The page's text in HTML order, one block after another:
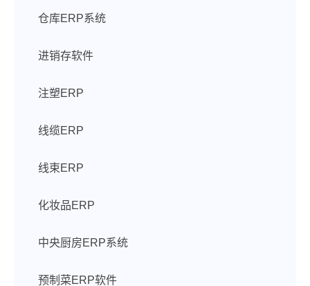
仓库ERP系统
进销存软件
注塑ERP
线缆ERP
线束ERP
化妆品ERP
中央厨房ERP系统
预制菜ERP软件